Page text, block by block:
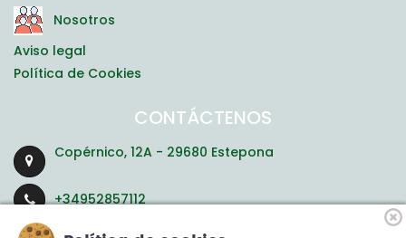
Nosotros
Aviso legal
Política de Cookies
CONTÁCTENOS
Copérnico, 12A - 29680 Estepona
+34952857112